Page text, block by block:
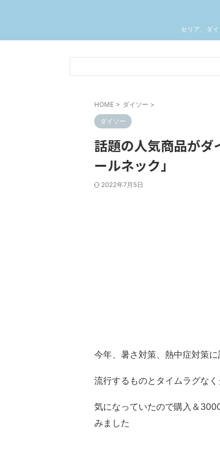
セリア、ダ
HOME > ダイソー >
ダイソー
話題の人気商品が
ールネック」
2022年7月5日
今年、暑さ対策、熱中症対策
流行するものとタイムラグな
気になっていたので購入＆
みました